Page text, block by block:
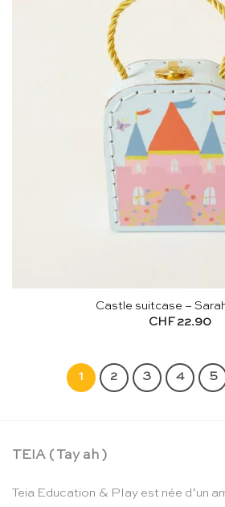
Castle suitcase –
CHF22.90
1 2 3 4 5
TEIA ( Tay ah )
Teia Education & Play est née d’un